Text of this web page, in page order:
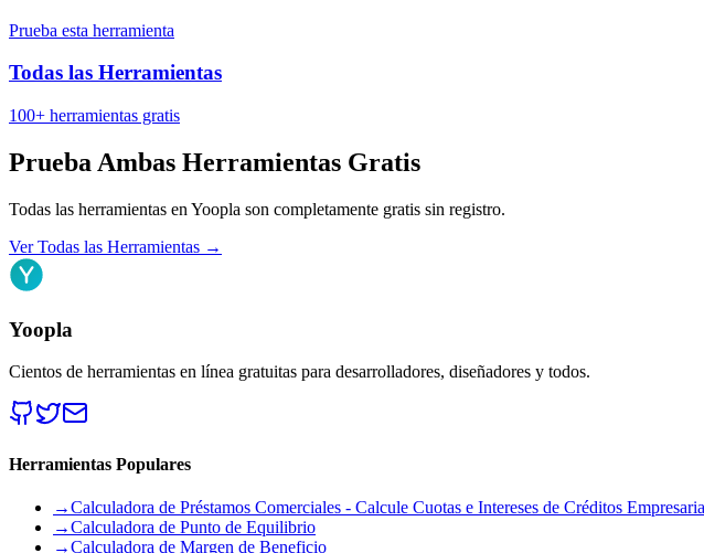
Prueba esta herramienta
Todas las Herramientas
100+ herramientas gratis
Prueba Ambas Herramientas Gratis
Todas las herramientas en Yoopla son completamente gratis sin registro.
Ver Todas las Herramientas →
Yoopla
Cientos de herramientas en línea gratuitas para desarrolladores, diseñadores y todos.
Herramientas Populares
→Calculadora de Préstamos Comerciales - Calcule Cuotas e Intereses de Créditos
→Calculadora de Punto de Equilibrio
→Calculadora de Margen de Beneficio